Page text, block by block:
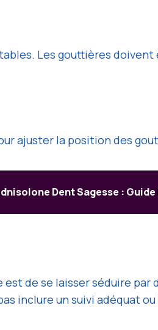
Les gouttières
ajuster la position des
Dent Sagesse : Guide
de se laisser séduire
inclure un suivi adéquat